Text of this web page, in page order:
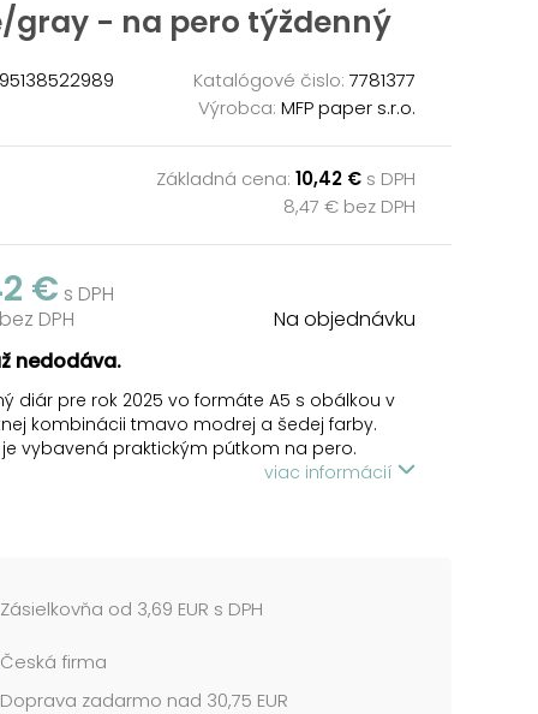
gray - na pero týždenný
Katalógové čislo: 7781377
Výrobca: MFP paper s.r.o.
Základná cena: 10,42 € s DPH
8,47 € bez DPH
€ s DPH
DPH
Na objednávku
nedodáva.
diár pre rok 2025 vo formáte A5 s obálkou v
kombinácii tmavo modrej a šedej farby.
vybavená praktickým pútkom na pero.
obálky je vyrobený z mäkkého materiálu
po ruke. Diár dodávame bez pera.
roka
kalendár
viac informácií
Zásielkovňa od 3,69 EUR s DPH
Česká firma
Doprava zadarmo nad 30,75 EUR